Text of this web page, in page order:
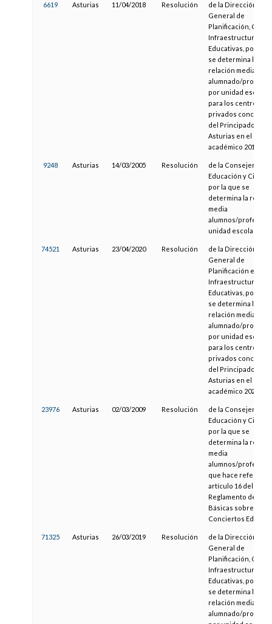
6619 Asturias 11/04/2018 Resolución
de la Dirección
General de
Planificación,
Infraestructuras
Educativas, por la
se determina la
relación media
alumnado/
por unidad escolar
para los centros
privados
del Principado de
Asturias en el curso
académico 2018/
9248 Asturias 14/03/2005 Resolución
de la Consejería de
Educación y
por la que se
determina la
media
alumnos/profesor
unidad escolar
74521 Asturias 23/04/2020 Resolución
de la Dirección
General de
Planificación e
Infraestructuras
Educativas, por la
se determina la
relación media
alumnado/
por unidad escolar
para los centros
privados
del Principado de
Asturias en el curso
académico 2020/
23976 Asturias 02/03/2009 Resolución
de la Consejería de
Educación y
por la que se
determina la
media
alumnos/profesor a
que hace
artículo 16 del
Reglamento de
Básicas sobre
Conciertos
71325 Asturias 26/03/2019 Resolución
de la Dirección
General de
Planificación,
Infraestructuras
Educativas, por la
se determina la
relación media
alumnado/